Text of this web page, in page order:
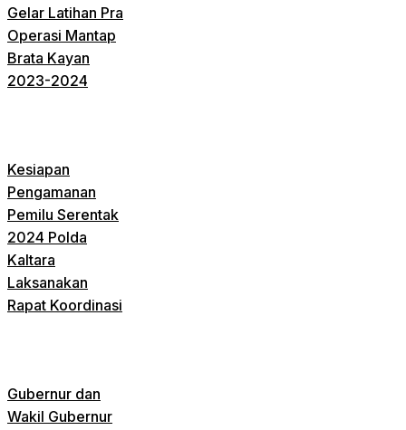
Gelar Latihan Pra
Operasi Mantap
Brata Kayan
2023-2024
Kesiapan
Pengamanan
Pemilu Serentak
2024 Polda
Kaltara
Laksanakan
Rapat Koordinasi
Gubernur dan
Wakil Gubernur